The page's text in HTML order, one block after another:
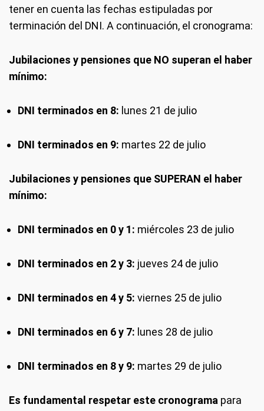
tener en cuenta las fechas estipuladas por
terminación del DNI. A continuación, el cronograma:
Jubilaciones y pensiones que NO superan el haber
mínimo:
DNI terminados en 8: lunes 21 de julio
DNI terminados en 9: martes 22 de julio
Jubilaciones y pensiones que SUPERAN el haber
mínimo:
DNI terminados en 0 y 1: miércoles 23 de julio
DNI terminados en 2 y 3: jueves 24 de julio
DNI terminados en 4 y 5: viernes 25 de julio
DNI terminados en 6 y 7: lunes 28 de julio
DNI terminados en 8 y 9: martes 29 de julio
Es fundamental respetar este cronograma para